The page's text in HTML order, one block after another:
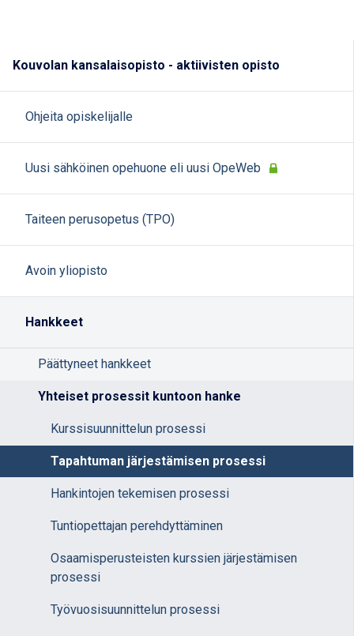
Kouvolan kansalaisopisto - aktiivisten opisto
Ohjeita opiskelijalle
Uusi sähköinen opehuone eli uusi OpeWeb
Taiteen perusopetus (TPO)
Avoin yliopisto
Hankkeet
Päättyneet hankkeet
Yhteiset prosessit kuntoon hanke
Kurssisuunnittelun prosessi
Tapahtuman järjestämisen prosessi
Hankintojen tekemisen prosessi
Tuntiopettajan perehdyttäminen
Osaamisperusteisten kurssien järjestämisen
prosessi
Työvuosisuunnittelun prosessi